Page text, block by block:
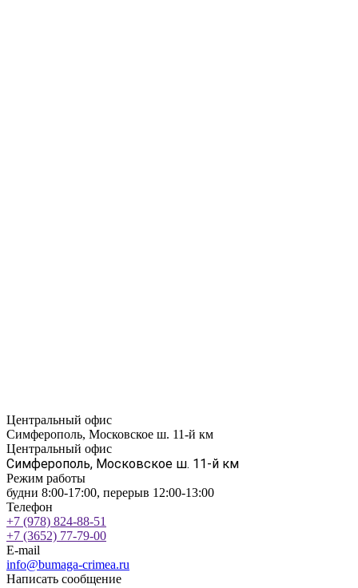
Центральный офис
Симферополь, Московское ш. 11-й км
Центральный офис
Симферополь, Московское ш. 11-й км
Режим работы
будни 8:00-17:00, перерыв 12:00-13:00
Телефон
+7 (978) 824-88-51
+7 (3652) 77-79-00
E-mail
info@bumaga-crimea.ru
Написать сообщение